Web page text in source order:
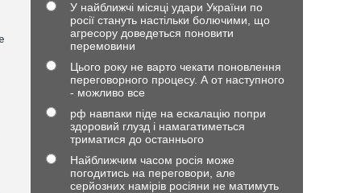
У найближчі місяці удари України по
росії стануть настільки болючими, що
агресору доведеться поновити
перемовини
Цього року не варто чекати поновлення
переговорного процесу. А от наступного
- можливо все
рф навпаки піде на ескалацію попри
здоровий глузд і намагатиметься
триматися до останнього
Найближчим часом росія може
погодитись на переговори, але
серйозних намірів росіяни не матимуть